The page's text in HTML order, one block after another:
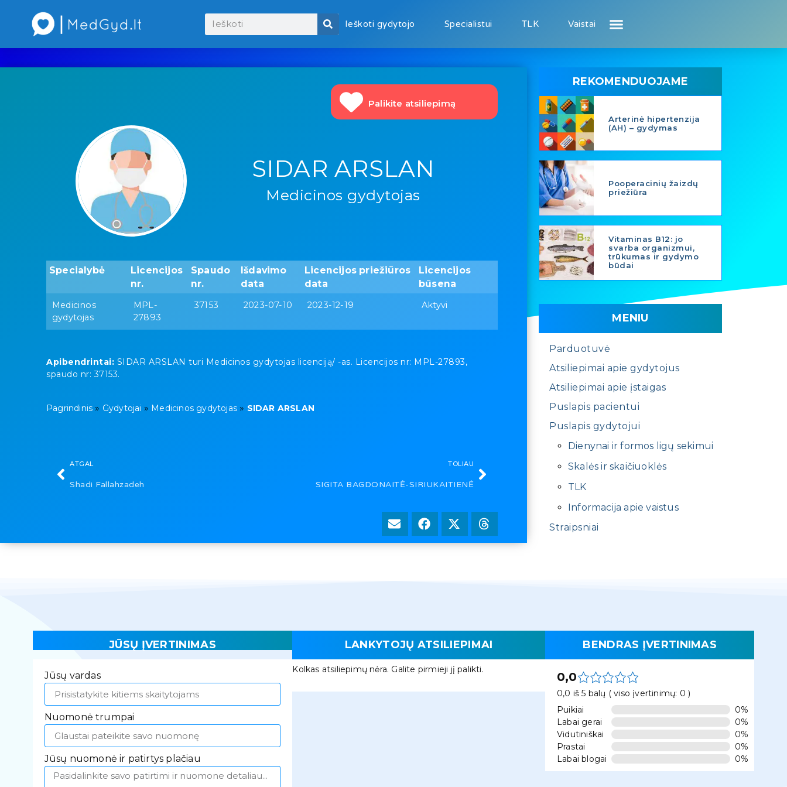
Ieškoti gydytojo Specialistui TLK Vaistai
Palikite atsiliepimą
SIDAR ARSLAN
Medicinos gydytojas
Specialybė
Licencijos
nr.
Spaudo
nr.
Išdavimo
data
Licencijos priežiūros
data
Licencijos
būsena
Medicinos
gydytojas
MPL-
27893
37153 2023-07-10 2023-12-19 Aktyvi
Apibendrintai: SIDAR ARSLAN turi Medicinos gydytojas licenciją/ -as. Licencijos nr: MPL-27893,
spaudo nr: 37153.
Pagrindinis » Gydytojai » Medicinos gydytojas » SIDAR ARSLAN
ATGAL
Shadi Fallahzadeh
TOLIAU
SIGITA BAGDONAITĖ-SIRIUKAITIENĖ
REKOMENDUOJAME
Arterinė hipertenzija
(AH) – gydymas
Pooperacinių žaizdų
priežiūra
Vitaminas B12: jo
svarba organizmui,
trūkumas ir gydymo
būdai
MENIU
Parduotuvė
Atsiliepimai apie gydytojus
Atsiliepimai apie įstaigas
Puslapis pacientui
Puslapis gydytojui
Dienynai ir formos ligų sekimui
Skalės ir skaičiuoklės
TLK
Informacija apie vaistus
Straipsniai
JŪSŲ ĮVERTINIMAS
Jūsų vardas
Nuomonė trumpai
Jūsų nuomonė ir patirtys plačiau
LANKYTOJŲ ATSILIEPIMAI
Kolkas atsiliepimų nėra. Galite pirmieji jį palikti.
BENDRAS ĮVERTINIMAS
0,0
0,0 iš 5 balų ( viso įvertinimų: 0 )
Puikiai
0%
Labai gerai
0%
Vidutiniškai
0%
Prastai
0%
Labai blogai
0%